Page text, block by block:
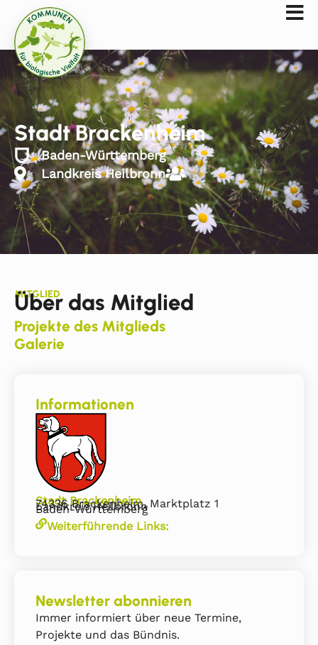
Stadt Brackenheim
Baden-Württemberg
Landkreis Heilbronn
MITGLIED
Über das Mitglied
Projekte des Mitglieds
Galerie
Informationen
Stadt Brackenheim
74336 Brackenheim, Marktplatz 1
Landkreis Heilbronn
Baden-Württemberg
Weiterführende Links:
Newsletter abonnieren
Immer informiert über neue Termine,
Projekte und das Bündnis.